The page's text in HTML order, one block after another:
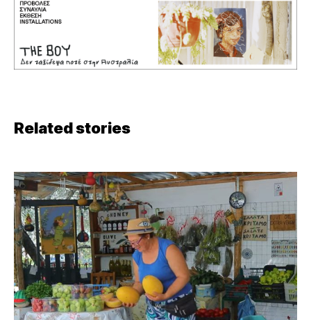
Related stories